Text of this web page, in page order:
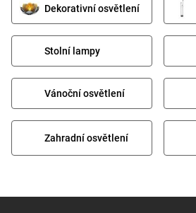
Dekorativní osvětlení
Stolní lampy
Vánoční osvětlení
Zahradní osvětlení